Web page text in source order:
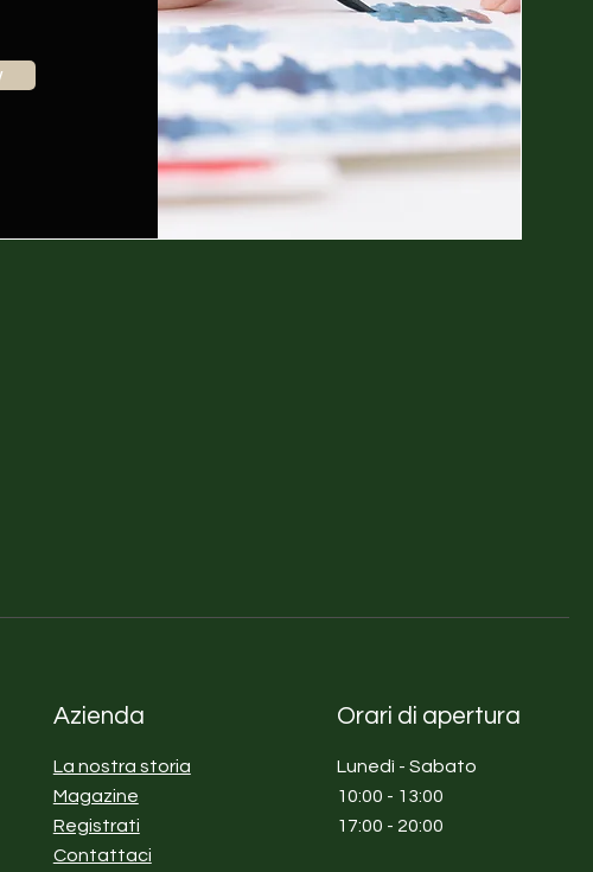
Azienda
La nostra storia
Magazine
Registrati
Contattaci
Orari di apertura
Lunedì - Sabato
10:00 - 13:00
17:00 - 20:00